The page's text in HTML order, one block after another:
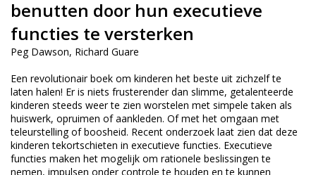
benutten door hun executieve
functies te versterken
Peg Dawson, Richard Guare
Een revolutionair boek om kinderen het beste uit zichzelf te
laten halen! Er is niets frusterender dan slimme, getalenteerde
kinderen steeds weer te zien worstelen met simpele taken als
huiswerk, opruimen of aankleden. Of met het omgaan met
teleurstelling of boosheid. Recent onderzoek laat zien dat deze
kinderen tekortschieten in executieve functies. Executieve
functies maken het mogelijk om rationele beslissingen te
nemen, impulsen onder controle te houden en te kunnen